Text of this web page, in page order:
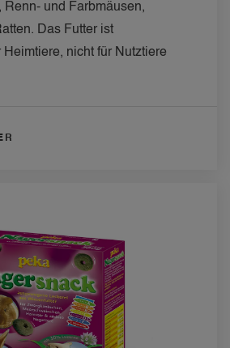
Renn- und Farbmäusen,
Das Futter ist
nicht für Nutztiere